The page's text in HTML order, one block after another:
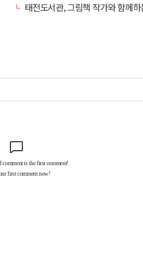
태전도서관, 그림책 작가와 함께하는